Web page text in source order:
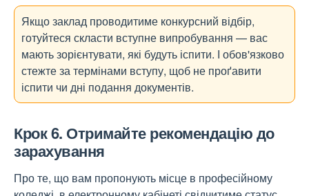
Якщо заклад проводитиме конкурсний відбір,
готуйтеся скласти вступне випробування — вас
мають зорієнтувати, які будуть іспити. І обов'язково
стежте за термінами вступу, щоб не проґавити
іспити чи дні подання документів.
Крок 6. Отримайте рекомендацію до
зарахування
Про те, що вам пропонують місце в професійному